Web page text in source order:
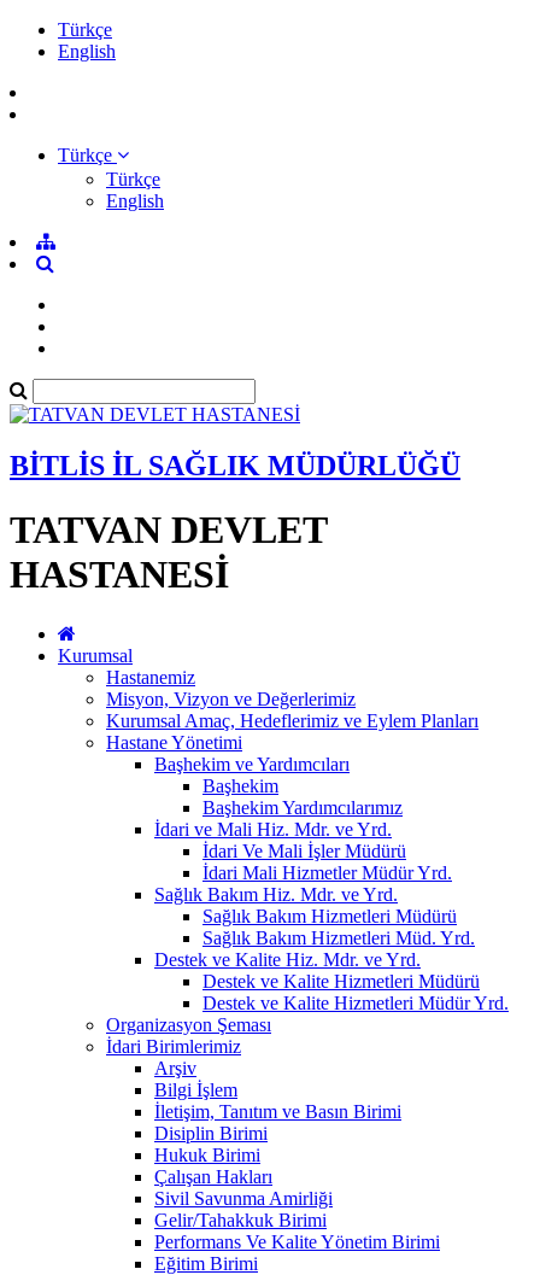
Türkçe
English
Türkçe
Türkçe
English
BİTLİS İL SAĞLIK MÜDÜRLÜĞÜ
TATVAN DEVLET
HASTANESİ
Kurumsal
Hastanemiz
Misyon, Vizyon ve Değerlerimiz
Kurumsal Amaç, Hedeflerimiz ve Eylem Planları
Hastane Yönetimi
Başhekim ve Yardımcıları
Başhekim
Başhekim Yardımcılarımız
İdari ve Mali Hiz. Mdr. ve Yrd.
İdari Ve Mali İşler Müdürü
İdari Mali Hizmetler Müdür Yrd.
Sağlık Bakım Hiz. Mdr. ve Yrd.
Sağlık Bakım Hizmetleri Müdürü
Sağlık Bakım Hizmetleri Müd. Yrd.
Destek ve Kalite Hiz. Mdr. ve Yrd.
Destek ve Kalite Hizmetleri Müdürü
Destek ve Kalite Hizmetleri Müdür Yrd.
Organizasyon Şeması
İdari Birimlerimiz
Arşiv
Bilgi İşlem
İletişim, Tanıtım ve Basın Birimi
Disiplin Birimi
Hukuk Birimi
Çalışan Hakları
Sivil Savunma Amirliği
Gelir/Tahakkuk Birimi
Performans Ve Kalite Yönetim Birimi
Eğitim Birimi